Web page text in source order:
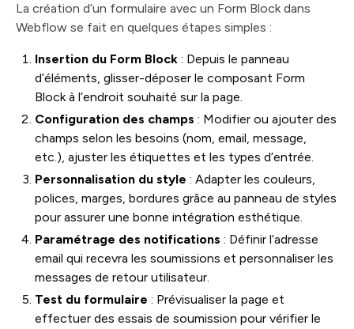
La création d’un formulaire avec un Form Block dans
Webflow se fait en quelques étapes simples :
Insertion du Form Block : Depuis le panneau
d’éléments, glisser-déposer le composant Form
Block à l’endroit souhaité sur la page.
Configuration des champs : Modifier ou ajouter des
champs selon les besoins (nom, email, message,
etc.), ajuster les étiquettes et les types d’entrée.
Personnalisation du style : Adapter les couleurs,
polices, marges, bordures grâce au panneau de styles
pour assurer une bonne intégration esthétique.
Paramétrage des notifications : Définir l’adresse
email qui recevra les soumissions et personnaliser les
messages de retour utilisateur.
Test du formulaire : Prévisualiser la page et
effectuer des essais de soumission pour vérifier le